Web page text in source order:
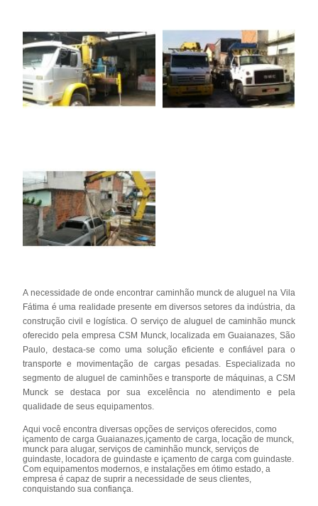
A necessidade de onde encontrar caminhão munck de aluguel na Vila
Fátima é uma realidade presente em diversos setores da indústria, da
construção civil e logística. O serviço de aluguel de caminhão munck
oferecido pela empresa CSM Munck, localizada em Guaianazes, São
Paulo, destaca-se como uma solução eficiente e confiável para o
transporte e movimentação de cargas pesadas. Especializada no
segmento de aluguel de caminhões e transporte de máquinas, a CSM
Munck se destaca por sua excelência no atendimento e pela
qualidade de seus equipamentos.
Aqui você encontra diversas opções de serviços oferecidos, como
içamento de carga Guaianazes,içamento de carga, locação de munck,
munck para alugar, serviços de caminhão munck, serviços de
guindaste, locadora de guindaste e içamento de carga com guindaste.
Com equipamentos modernos, e instalações em ótimo estado, a
empresa é capaz de suprir a necessidade de seus clientes,
conquistando sua confiança.